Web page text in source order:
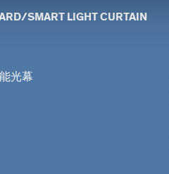
SMART LIGHT CURTAIN
光幕